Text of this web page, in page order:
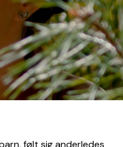
følt sig anderledes